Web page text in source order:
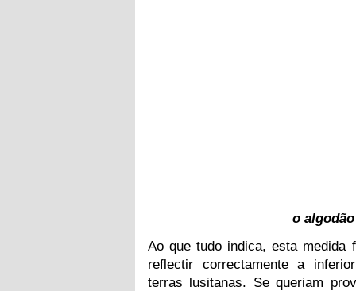
o
Ao que tudo indica, esta medida
reflectir correctamente a
terras lusitanas. Se queriam